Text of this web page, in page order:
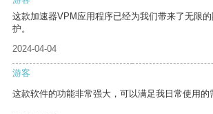
这款加速器VPM应用程序已经为我们带来了无限
护。
2024-04-04
游客
这款软件的功能非常强大，可以满足我日常使用的